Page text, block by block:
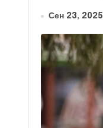
Сен 23, 2025